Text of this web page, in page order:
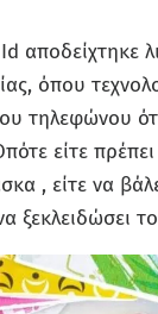
αποδείχτηκε
όπου
τηλεφώνου
είτε
, είτε να
ξεκλειδώσει